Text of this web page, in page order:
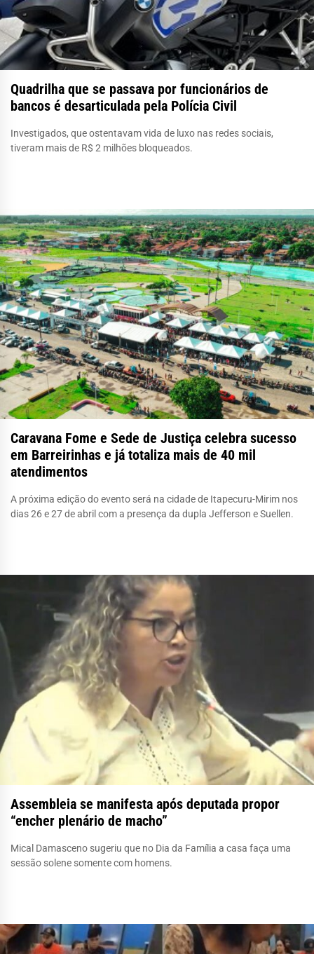
Quadrilha que se passava por funcionários de
bancos é desarticulada pela Polícia Civil
Investigados, que ostentavam vida de luxo nas redes sociais,
tiveram mais de R$ 2 milhões bloqueados.
Caravana Fome e Sede de Justiça celebra sucesso
em Barreirinhas e já totaliza mais de 40 mil
atendimentos
A próxima edição do evento será na cidade de Itapecuru-Mirim nos
dias 26 e 27 de abril com a presença da dupla Jefferson e Suellen.
Assembleia se manifesta após deputada propor
“encher plenário de macho”
Mical Damasceno sugeriu que no Dia da Família a casa faça uma
sessão solene somente com homens.